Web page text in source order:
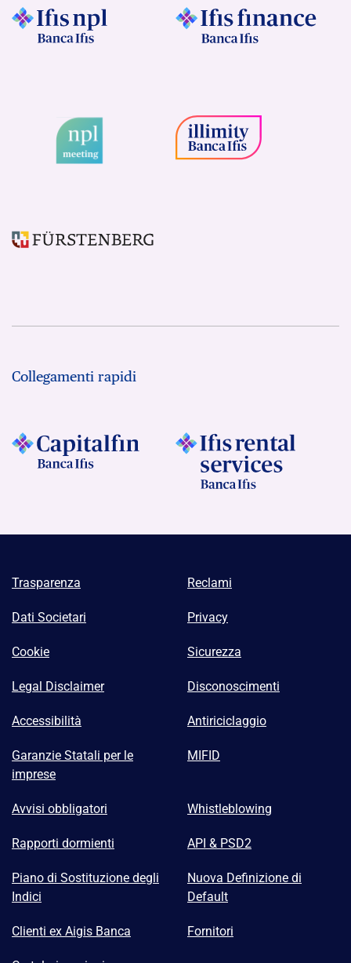
Collegamenti rapidi
Trasparenza Reclami
Dati Societari Privacy
Cookie Sicurezza
Legal Disclaimer Disconoscimenti
Accessibilità Antiriciclaggio
Garanzie Statali per le
imprese
MIFID
Avvisi obbligatori Whistleblowing
Rapporti dormienti API & PSD2
Piano di Sostituzione degli
Indici
Nuova Definizione di
Default
Clienti ex Aigis Banca Fornitori